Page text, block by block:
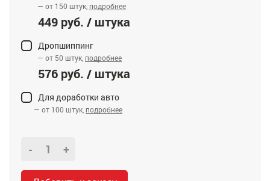
— от 150 штук, подробнее
449 руб. / штука
Дропшиппинг
— от 50 штук, подробнее
576 руб. / штука
Для доработки авто
— от 100 штук, подробнее
- +